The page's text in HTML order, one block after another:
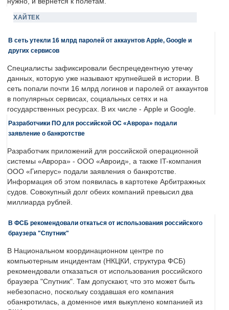
ХАЙТЕК
В сеть утекли 16 млрд паролей от аккаунтов Apple, Google и
других сервисов
Специалисты зафиксировали беспрецедентную утечку
данных, которую уже называют крупнейшей в истории. В
сеть попали почти 16 млрд логинов и паролей от аккаунтов
в популярных сервисах, социальных сетях и на
государственных ресурсах. В их числе - Apple и Google.
Разработчики ПО для российской ОС «Аврора» подали
заявление о банкротстве
Разработчик приложений для российской операционной
системы «Аврора» - ООО «Авроид», а также IT-компания
ООО «Гиперус» подали заявления о банкротстве.
Информация об этом появилась в картотеке Арбитражных
судов. Совокупный долг обеих компаний превысил два
миллиарда рублей.
В ФСБ рекомендовали откаться от использования российского
браузера "Спутник"
В Национальном координационном центре по
компьютерным инцидентам (НКЦКИ, структура ФСБ)
рекомендовали отказаться от использования российского
браузера "Спутник". Там допускают, что это может быть
небезопасно, поскольку создавшая его компания
обанкротилась, а доменное имя выкуплено компанией из